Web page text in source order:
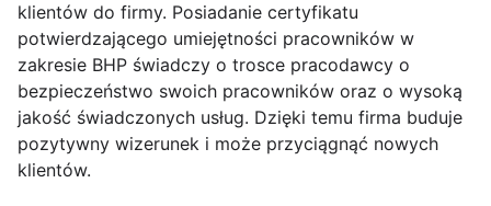
klientów do firmy. Posiadanie certyfikatu
potwierdzającego umiejętności pracowników w
zakresie BHP świadczy o trosce pracodawcy o
bezpieczeństwo swoich pracowników oraz o wysoką
jakość świadczonych usług. Dzięki temu firma buduje
pozytywny wizerunek i może przyciągnąć nowych
klientów.